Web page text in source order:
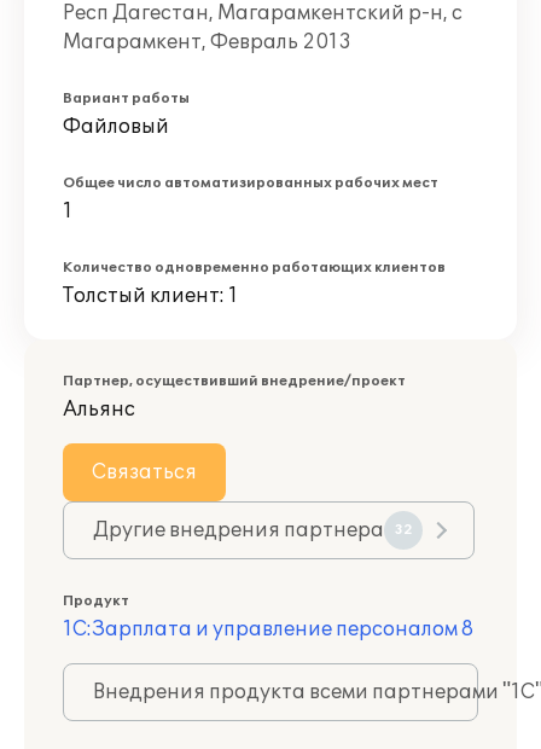
Респ Дагестан, Магарамкентский р-н, с
Магарамкент, Февраль 2013
Вариант работы
Файловый
Общее число автоматизированных рабочих мест
1
Количество одновременно работающих клиентов
Толстый клиент: 1
Партнер, осуществивший внедрение/проект
Альянс
Связаться
Другие внедрения партнера 32
Продукт
1С:Зарплата и управление персоналом 8
Внедрения продукта всеми партнерами